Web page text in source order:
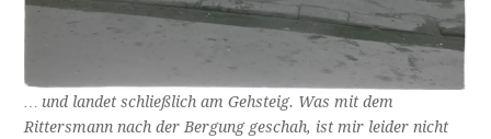
… und landet schließlich am Gehsteig. Was mit dem
Rittersmann nach der Bergung geschah, ist mir leider nicht